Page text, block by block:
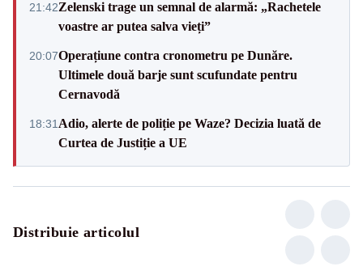
21:42Zelenski trage un semnal de alarmă: „Rachetele
voastre ar putea salva vieți”
20:07Operațiune contra cronometru pe Dunăre.
Ultimele două barje sunt scufundate pentru
Cernavodă
18:31 Adio, alerte de poliție pe Waze? Decizia luată de
Curtea de Justiție a UE
Distribuie articolul